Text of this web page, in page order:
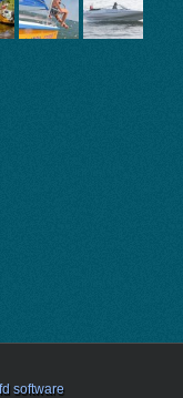
software